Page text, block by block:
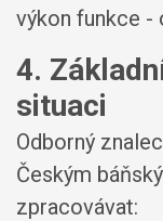
výkon funkce -
4.
situaci
Odborný
Českým
zpracovávat: